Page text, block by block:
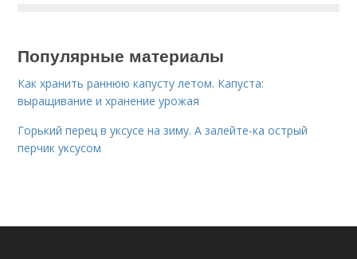
Популярные материалы
Как хранить раннюю капусту летом. Капуста:
выращивание и хранение урожая
Горький перец в уксусе на зиму. А залейте-ка острый
перчик уксусом